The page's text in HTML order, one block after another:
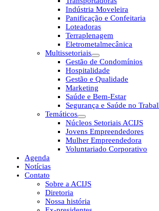
Indústria Moveleira
Panificação e Confeitaria
Loteadoras
Terraplenagem
Eletrometalmecânica
Multissetoriais
Gestão de Condomínios
Hospitalidade
Gestão e Qualidade
Marketing
Saúde e Bem-Estar
Segurança e Saúde no
Temáticos
Núcleos Setoriais ACIJS
Jovens Empreendedores
Mulher Empreendedora
Voluntariado Corporativo
Agenda
Notícias
Contato
Sobre a ACIJS
Diretoria
Nossa história